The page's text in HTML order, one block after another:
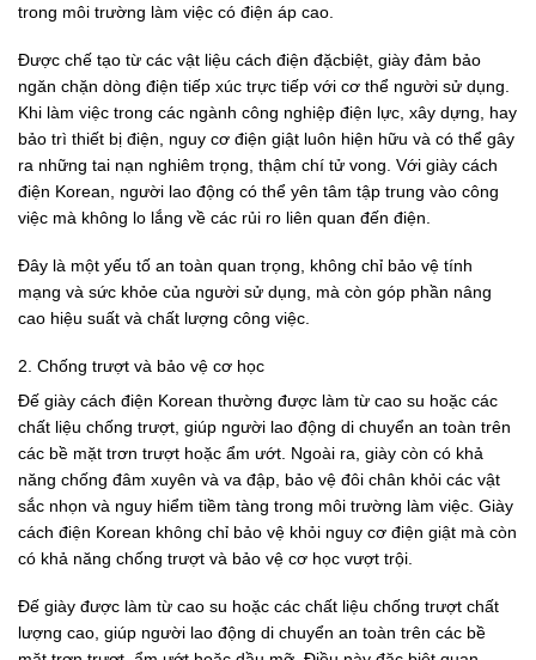
trong môi trường làm việc có điện áp cao.
Được chế tạo từ các vật liệu cách điện đặcbiệt, giày đảm bảo
ngăn chặn dòng điện tiếp xúc trực tiếp với cơ thể người sử dụng.
Khi làm việc trong các ngành công nghiệp điện lực, xây dựng, hay
bảo trì thiết bị điện, nguy cơ điện giật luôn hiện hữu và có thể gây
ra những tai nạn nghiêm trọng, thậm chí tử vong. Với giày cách
điện Korean, người lao động có thể yên tâm tập trung vào công
việc mà không lo lắng về các rủi ro liên quan đến điện.
Đây là một yếu tố an toàn quan trọng, không chỉ bảo vệ tính
mạng và sức khỏe của người sử dụng, mà còn góp phần nâng
cao hiệu suất và chất lượng công việc.
2. Chống trượt và bảo vệ cơ học
Đế giày cách điện Korean thường được làm từ cao su hoặc các
chất liệu chống trượt, giúp người lao động di chuyển an toàn trên
các bề mặt trơn trượt hoặc ẩm ướt. Ngoài ra, giày còn có khả
năng chống đâm xuyên và va đập, bảo vệ đôi chân khỏi các vật
sắc nhọn và nguy hiểm tiềm tàng trong môi trường làm việc. Giày
cách điện Korean không chỉ bảo vệ khỏi nguy cơ điện giật mà còn
có khả năng chống trượt và bảo vệ cơ học vượt trội.
Đế giày được làm từ cao su hoặc các chất liệu chống trượt chất
lượng cao, giúp người lao động di chuyển an toàn trên các bề